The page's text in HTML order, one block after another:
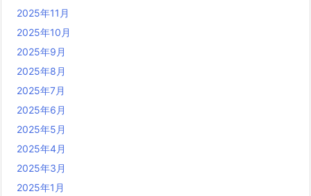
2025年11月
2025年10月
2025年9月
2025年8月
2025年7月
2025年6月
2025年5月
2025年4月
2025年3月
2025年1月